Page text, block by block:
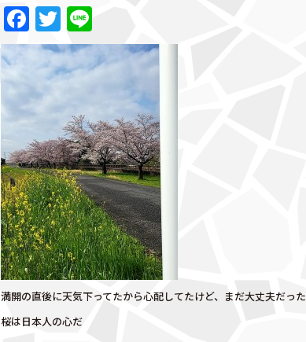
F
a
c
e
b
o
o
k
T
w
it
te
r
n
e
満開の直後に天気下ってたから心配してたけど、まだ大丈夫だった
桜は日本人の心だ